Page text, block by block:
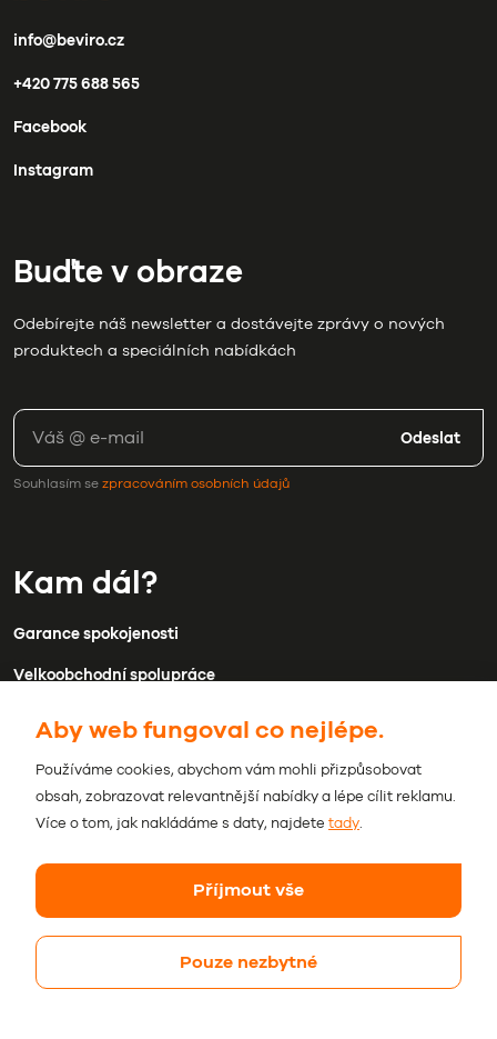
info@beviro.cz
+420 775 688 565
Facebook
Instagram
Buďte v obraze
Odebírejte náš newsletter a dostávejte zprávy o nových
produktech a speciálních nabídkách
Odeslat
Souhlasím sezpracováním osobních údajů
Kam dál?
Garance spokojenosti
Velkoobchodní spolupráce
Doprava a platba
Obchodní podmínky
Aby web fungoval co nejlépe.
Používáme cookies, abychom vám mohli přizpůsobovat
obsah, zobrazovat relevantnější nabídky a lépe cílit reklamu.
Více o tom, jak nakládáme s daty, najdete tady.
Pouze nezbytné
Příjmout vše